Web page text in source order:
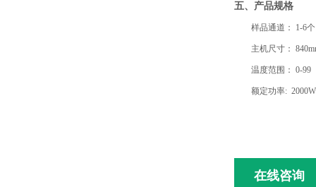
五、 产品规格
样品通道： 1-6个
主机尺寸：
温度范围： 0-99
额定功率: 2000W
在线咨询